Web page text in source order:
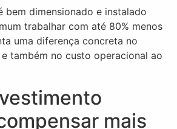
bem dimensionado e instalado
trabalhar com até 80% menos
uma diferença concreta no
também no custo operacional ao
mais